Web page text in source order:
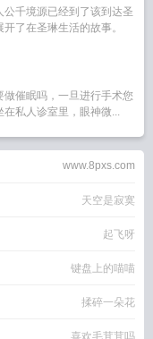
千境源已经到了该到达圣
了在圣琳生活的故事。
催眠吗，一旦进行手术您
私人诊室里，眼神微...
www.8pxs.com
天空是寂寞
起飞呀
键盘上的喵喵
揉碎一朵花
喜欢毛茸茸吗